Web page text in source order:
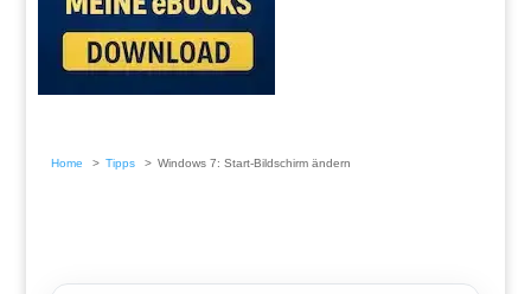
Home Tipps Windows 7: Start-Bildschirm ändern